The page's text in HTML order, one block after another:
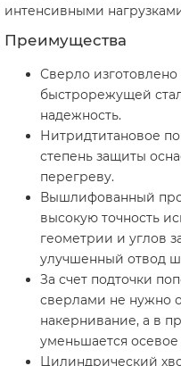
интенсивными
Преимущества
Сверло
быстрорежущей
надежность.
Нитридтитановое
степень защиты
перегреву.
Вышлифованный
высокую точность
геометрии и углов
улучшенный отвод
За счет подточки
сверлами не нужно
накернивание, а в
уменьшается осевое
Цилиндрический